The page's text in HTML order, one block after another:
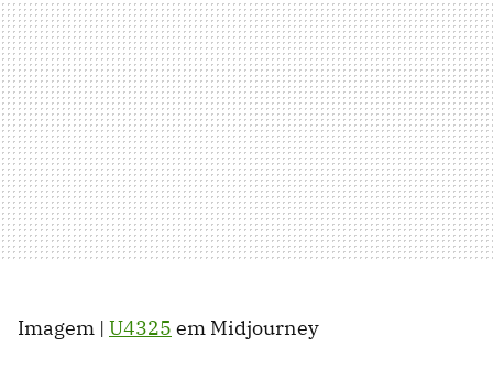
Imagem | U4325 em Midjourney